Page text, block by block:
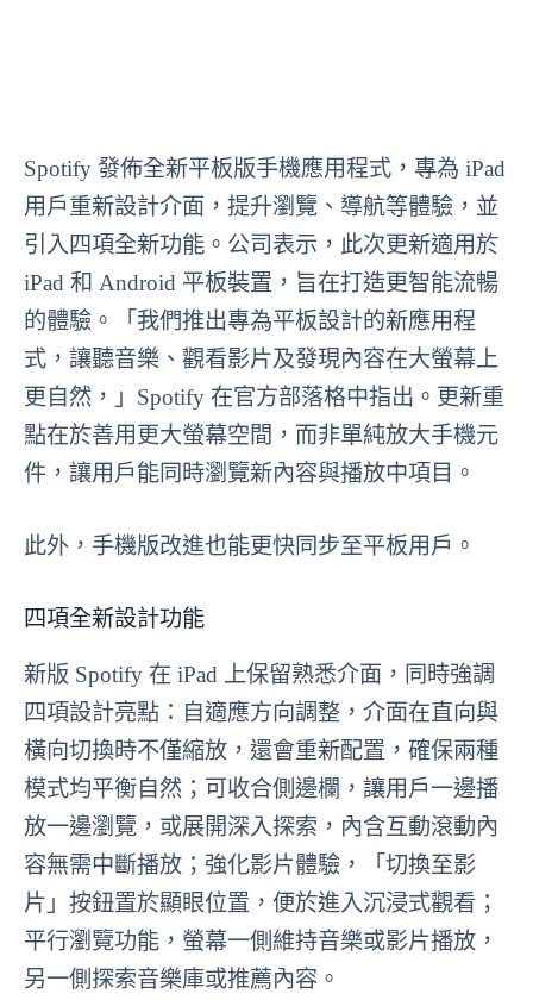
Spotify 發佈全新平板版手機應用程式，專為 iPad
用戶重新設計介面，提升瀏覽、導航等體驗，並
引入四項全新功能。公司表示，此次更新適用於
iPad 和 Android 平板裝置，旨在打造更智能流暢
的體驗。「我們推出專為平板設計的新應用程
式，讓聽音樂、觀看影片及發現內容在大螢幕上
更自然，」Spotify 在官方部落格中指出。更新重
點在於善用更大螢幕空間，而非單純放大手機元
件，讓用戶能同時瀏覽新內容與播放中項目。
此外，手機版改進也能更快同步至平板用戶。
四項全新設計功能
新版 Spotify 在 iPad 上保留熟悉介面，同時強調
四項設計亮點：自適應方向調整，介面在直向與
橫向切換時不僅縮放，還會重新配置，確保兩種
模式均平衡自然；可收合側邊欄，讓用戶一邊播
放一邊瀏覽，或展開深入探索，內含互動滾動內
容無需中斷播放；強化影片體驗，「切換至影
片」按鈕置於顯眼位置，便於進入沉浸式觀看；
平行瀏覽功能，螢幕一側維持音樂或影片播放，
另一側探索音樂庫或推薦內容。